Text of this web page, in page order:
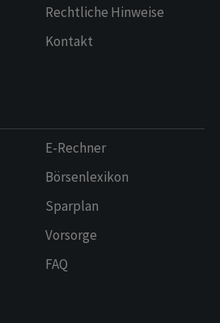
Rechtliche Hinweise
Kontakt
E-Rechner
Börsenlexikon
Sparplan
Vorsorge
FAQ